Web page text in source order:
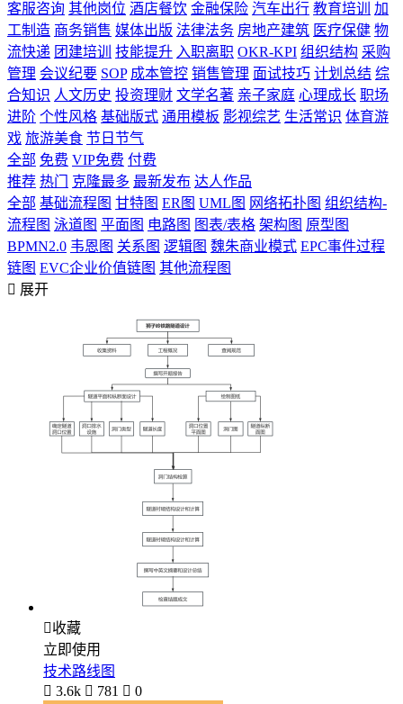
客服咨询 其他岗位 酒店餐饮 金融保险 汽车出行 教育培训
加
工制造 商务销售 媒体出版 法律法务 房地产建筑 医疗保健 物
流快递 团建培训 技能提升 入职离职 OKR-KPI 组织结构 采购
管理 会议纪要 SOP 成本管控 销售管理 面试技巧 计划总结 综
合知识 人文历史 投资理财 文学名著 亲子家庭 心理成长 职场
进阶 个性风格 基础版式 通用模板 影视综艺 生活常识 体育游
戏 旅游美食 节日节气
全部 免费 VIP免费 付费
推荐 热门 克隆最多 最新发布 达人作品
全部 基础流程图 甘特图 ER图 UML图 网络拓扑图 组织结构-
流程图 泳道图 平面图 电路图 图表/表格 架构图 原型图
BPMN2.0 韦恩图 关系图 逻辑图 魏朱商业模式 EPC事件过程
链图 EVC企业价值链图 其他流程图
 展开
收藏
立即使用
技术路线图
 3.6k  781  0